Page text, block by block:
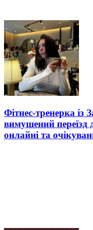
Фітнес-тренерка із
вимушений переїзд
онлайні та